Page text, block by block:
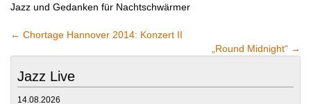
Jazz und Gedanken für Nachtschwärmer
← Chortage Hannover 2014: Konzert II
„Round Midnight“ →
Jazz Live
14.08.2026